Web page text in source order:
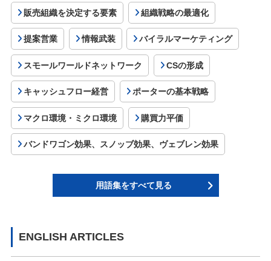
販売組織を決定する要素 組織戦略の最適化
提案営業 情報武装 バイラルマーケティング
スモールワールドネットワーク CSの形成
キャッシュフロー経営 ポーターの基本戦略
マクロ環境・ミクロ環境 購買力平価
バンドワゴン効果、スノッブ効果、ヴェブレン効果
用語集をすべて見る
ENGLISH ARTICLES